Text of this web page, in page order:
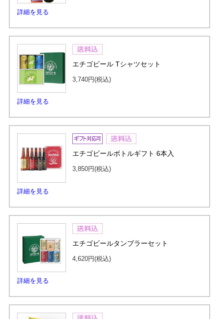
詳細を見る
詳細を見る
エチゴビール Tシャツセット
3,740円(税込)
詳細を見る
エチゴビールボトルギフト 6本入
3,850円(税込)
詳細を見る
エチゴビールタンブラーセット
4,620円(税込)